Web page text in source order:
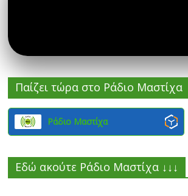
Παίζει τώρα στο Ράδιο Μαστίχα
Ράδιο Μαστίχα
Εδώ ακούτε Ράδιο Μαστίχα ↓↓↓